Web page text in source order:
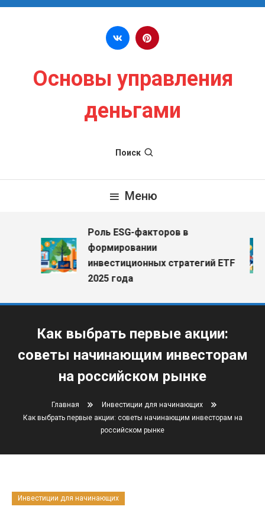
Перейти к содержимому
Основы управления
деньгами
Поиск
Меню
Роль ESG-факторов в
формировании
инвестиционных стратегий ETF
2025 года
Как выбрать первые акции:
советы начинающим инвесторам
на российском рынке
Главная
Инвестиции для начинающих
Как выбрать первые акции: советы начинающим инвесторам на
российском рынке
Инвестиции для начинающих